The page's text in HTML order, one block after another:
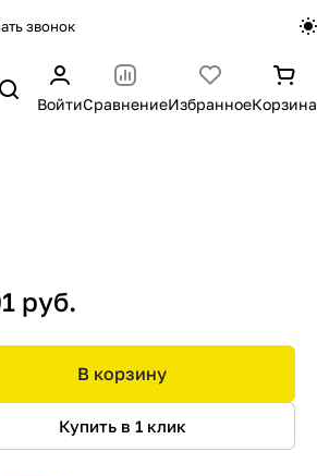
звонок
ВойтиСравнениеИзбранноеКорзина
руб.
В корзину
Купить в 1 клик